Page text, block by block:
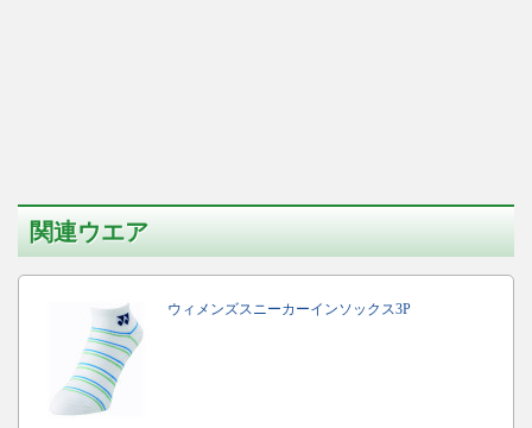
関連ウエア
ウィメンズスニーカーインソックス3P